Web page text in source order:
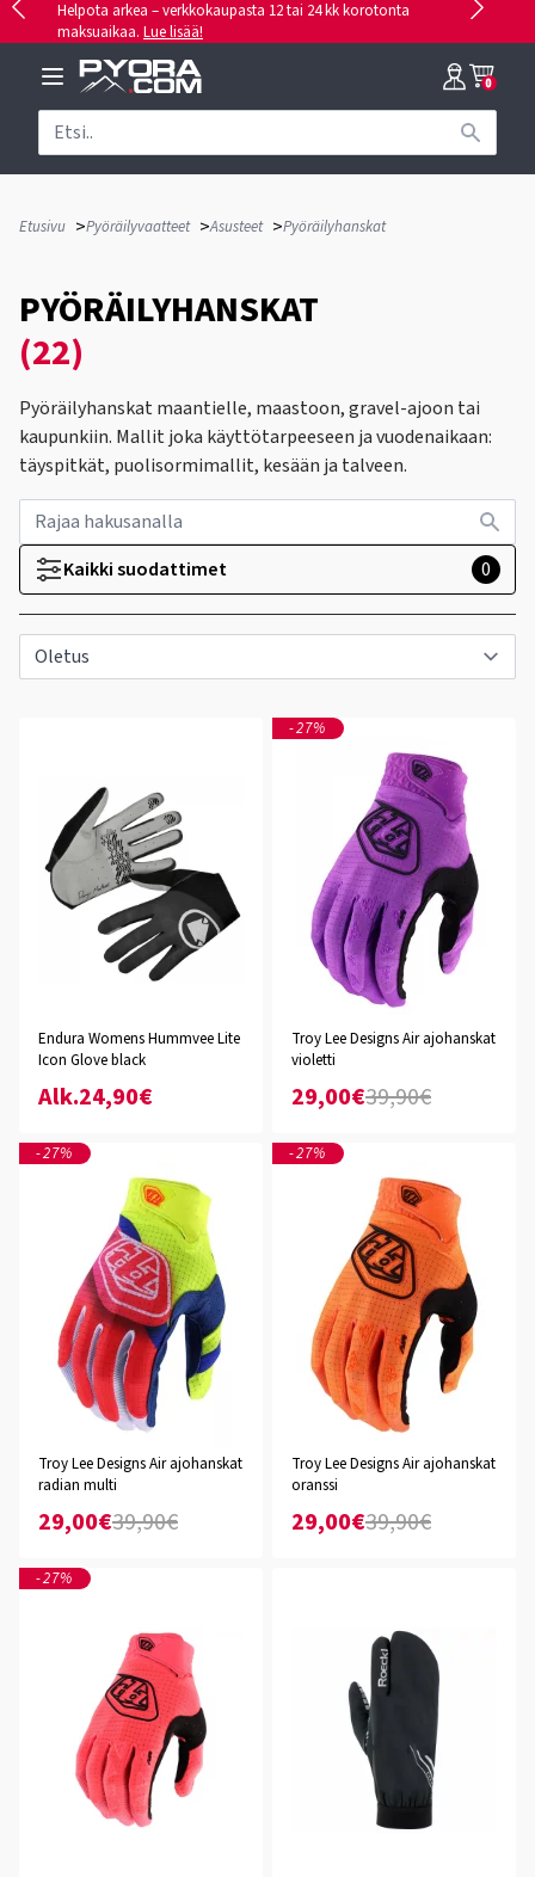
Helpota arkea – verkkokaupasta 12 tai 24 kk korotonta
maksuaikaa. Lue lisää!
0
Etusivu >Pyöräilyvaatteet >Asusteet >Pyöräilyhanskat
PYÖRÄILYHANSKAT
(22)
Pyöräilyhanskat maantielle, maastoon, gravel-ajoon tai
kaupunkiin. Mallit joka käyttötarpeeseen ja vuodenaikaan:
täyspitkät, puolisormimallit, kesään ja talveen.
Kaikki suodattimet 0
Endura Womens Hummvee Lite
Icon Glove black
Alk.24,90€
-27%
Troy Lee Designs Air ajohanskat
violetti
29,00€39,90€
-27%
Troy Lee Designs Air ajohanskat
radian multi
29,00€39,90€
-27%
Troy Lee Designs Air ajohanskat
oranssi
29,00€39,90€
-27%